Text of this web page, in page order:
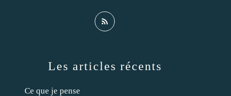
Les articles récents
Ce que je pense